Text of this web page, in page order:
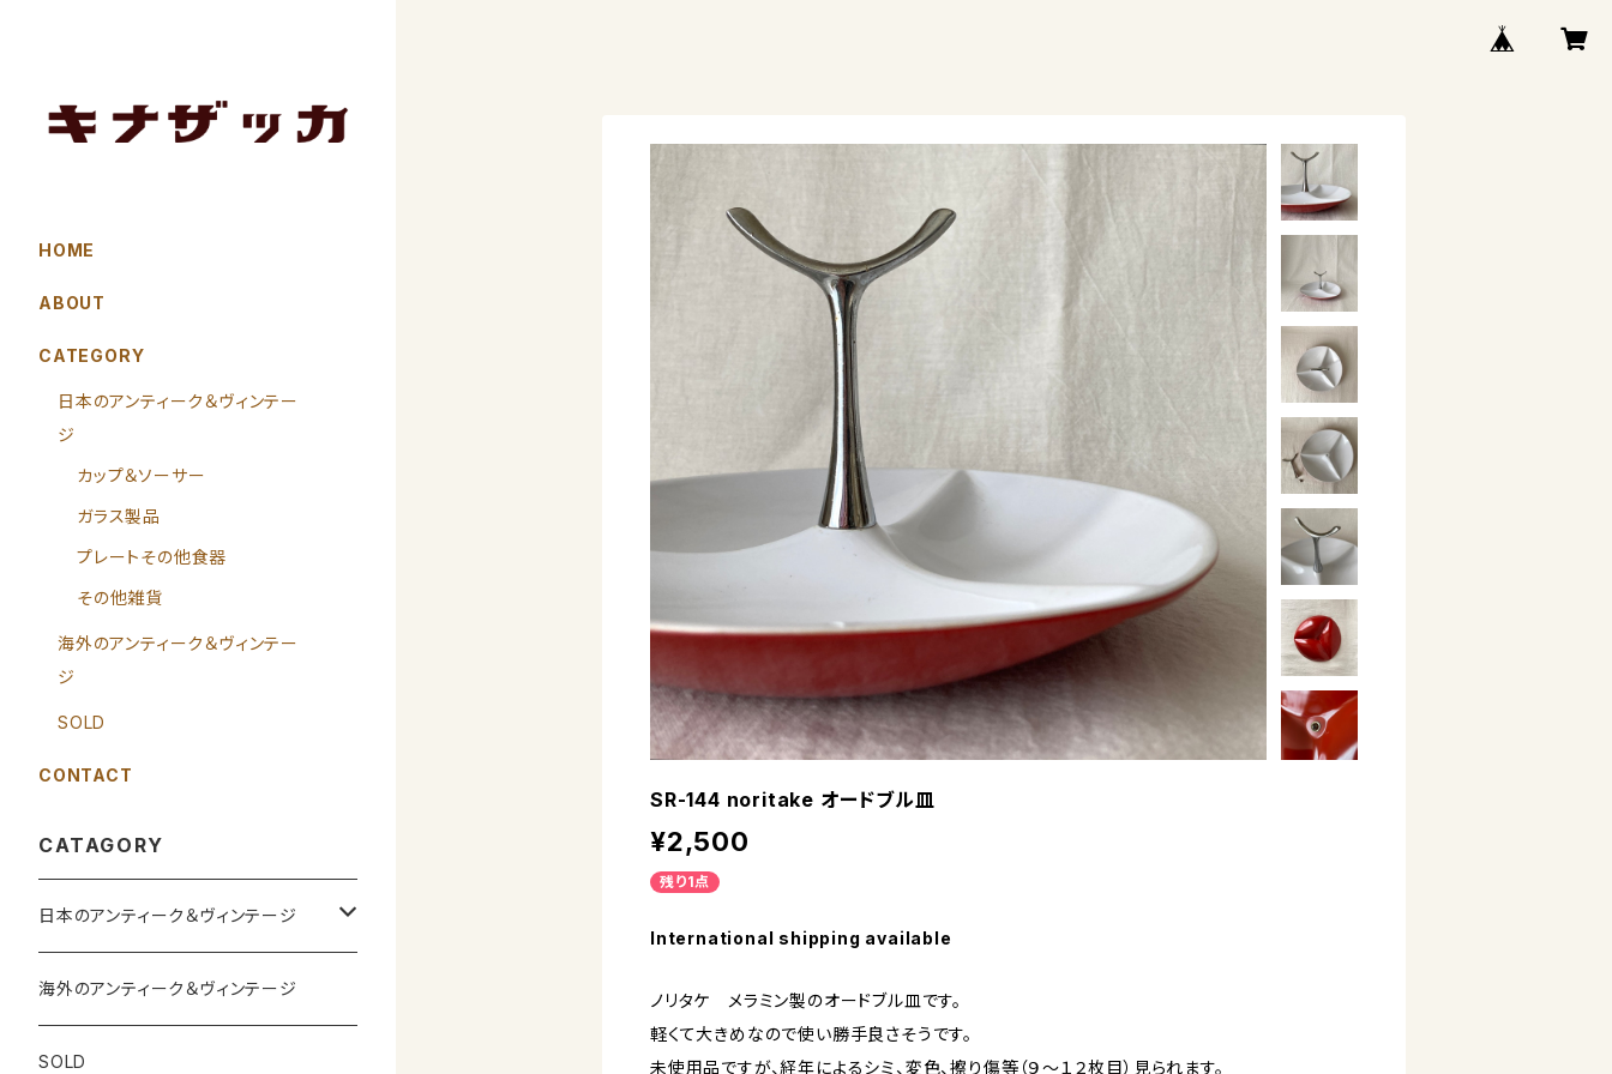
SR-144 noritake オードブル皿
¥2,500
残り1点
International shipping available
ノリタケ メラミン製のオードブル皿です。
軽くて大きめなので使い勝手良さそうです。
未使用品ですが、経年によるシミ、変色、擦り傷等（９〜１２枚目）見られます。
HOME
ABOUT
CATEGORY
日本のアンティーク＆ヴィンテー
ジ
カップ＆ソーサー
ガラス製品
プレートその他食器
その他雑貨
海外のアンティーク＆ヴィンテー
ジ
SOLD
CONTACT
CATAGORY
日本のアンティーク＆ヴィンテージ
カップ＆ソーサー
ガラス製品
海外のアンティーク＆ヴィンテージ
SOLD